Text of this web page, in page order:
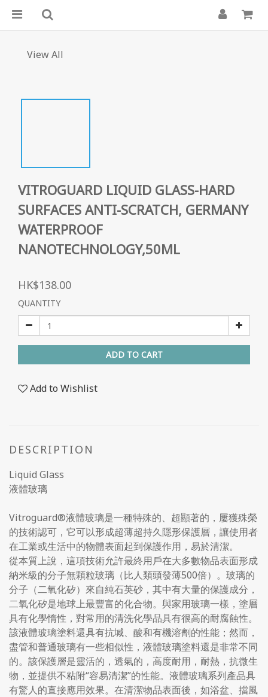
View All
VITROGUARD LIQUID GLASS-HARD
SURFACES ANTI-SCRATCH, GERMANY
WATERPROOF
NANOTECHNOLOGY,50ML
HK$138.00
QUANTITY
ADD TO CART
Add to Wishlist
DESCRIPTION
Liquid Glass
液體玻璃
Vitroguard®液體玻璃是一種特殊的、超顯著的，屢獲殊榮
的技術認可，它可以形成超薄超持久隱形保護層，讓使用者
在工業或生活中的物體表面起到保護作用，易於清潔。
從本質上說，這項技術允許最終用戶在大多數物品表面形成
納米級的分子無顆粒玻璃（比人類頭發薄500倍）。玻璃的
分子（二氧化矽）來自純石英砂，其中有大量的保護成分，
二氧化矽是地球上最豐富的化合物。與家用玻璃一樣，塗層
具有化學惰性，對常用的清洗化學品具有很高的耐腐蝕性。
該液體玻璃塗料還具有抗堿、酸和有機溶劑的性能；然而，
盡管和普通玻璃有一些相似性，液體玻璃塗料還是非常不同
的。該保護層是靈活的，透氣的，高度耐用，耐熱，抗微生
物，並提供不粘附“容易清潔”的性能。液體玻璃系列產品具
有驚人的直接應用效果。在清潔物品表面後，如浴盆、擋風